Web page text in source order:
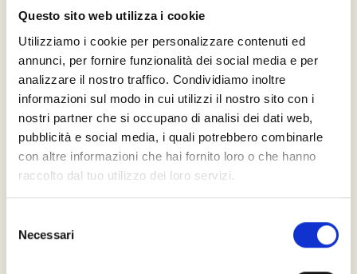
Questo sito web utilizza i cookie
Utilizziamo i cookie per personalizzare contenuti ed
annunci, per fornire funzionalità dei social media e per
analizzare il nostro traffico. Condividiamo inoltre
informazioni sul modo in cui utilizzi il nostro sito con i
nostri partner che si occupano di analisi dei dati web,
pubblicità e social media, i quali potrebbero combinarle
con altre informazioni che hai fornito loro o che hanno
raccolto dal tuo utilizzo dei loro servizi.
delNecessari
Lo psicologo è un professionista sanitario che ha
all'Albo A degli Psicologi. Ai sensi dell'art. 1 della
Legge 56/1989, si occupa di prevenzione, diagnosi,
attività di abilitazione-riabilitazione e sostegno
psicologico rivolti alla persona, al gruppo o alla
comunità. In quanto psicologo (non medico), non
prescrive farmaci.
Psicoterapeuta
proseguito gli studi per ulteriori 4 anni dopo la